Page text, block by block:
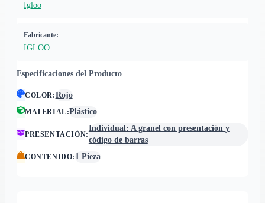
Igloo
Fabricante:
IGLOO
Especificaciones del Producto
COLOR:Rojo
MATERIAL:Plástico
PRESENTACIÓN:
Individual: A granel con presentación y
código de barras
CONTENIDO: 1 Pieza